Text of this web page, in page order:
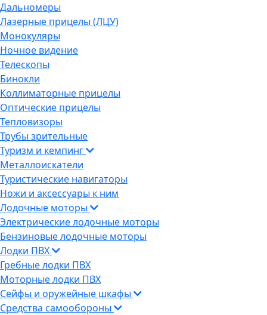
Дальномеры
Лазерные прицелы (ЛЦУ)
Монокуляры
Ночное видение
Телескопы
Бинокли
Коллиматорные прицелы
Оптические прицелы
Тепловизоры
Трубы зрительные
Туризм и кемпинг
Металлоискатели
Туристические навигаторы
Ножи и аксессуары к ним
Лодочные моторы
Электрические лодочные моторы
Бензиновые лодочные моторы
Лодки ПВХ
Гребные лодки ПВХ
Моторные лодки ПВХ
Сейфы и оружейные шкафы
Средства самообороны